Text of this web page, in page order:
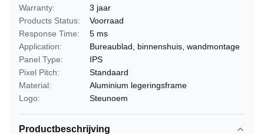
Warranty:
3 jaar
Products Status:
Voorraad
Response Time:
5 ms
Application:
Bureaublad, binnenshuis, wandmontage
Panel Type:
IPS
Pixel Pitch:
Standaard
Material:
Aluminium legeringsframe
Logo:
Steunoem
Productbeschrijving